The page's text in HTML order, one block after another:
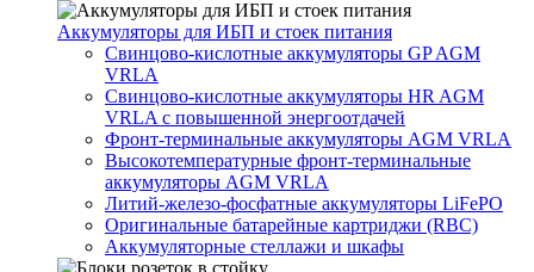
Аккумуляторы для ИБП и стоек питания
Свинцово-кислотные аккумуляторы GP AGM
VRLA
Свинцово-кислотные аккумуляторы HR AGM
VRLA с повышенной энергоотдачей
Фронт-терминальные аккумуляторы AGM VRLA
Высокотемпературные фронт-терминальные
аккумуляторы AGM VRLA
Литий-железо-фосфатные аккумуляторы LiFePO
Оригинальные батарейные картриджи (RBC)
Аккумуляторные стеллажи и шкафы